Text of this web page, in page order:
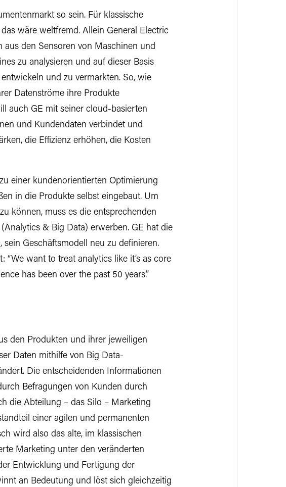
so sein. Für klassische
wäre weltfremd. Allein General Electric
aus den Sensoren von Maschinen und
zu analysieren und auf dieser Basis
und zu vermarkten. So, wie
Datenströme ihre Produkte
auch GE mit seiner cloud-basierten
und Kundendaten verbindet und
die Effizienz erhöhen, die Kosten
einer kundenorientierten Optimierung
in die Produkte selbst eingebaut. Um
können, muss es die entsprechenden
& Big Data) erwerben. GE hat die
Geschäftsmodell neu zu definieren.
want to treat analytics like it’s as core
has been over the past 50 years.”
den Produkten und ihrer jeweiligen
Daten mithilfe von Big Data-
Die entscheidenden Informationen
Befragungen von Kunden durch
die Abteilung – das Silo – Marketing
einer agilen und permanenten
wird also das alte, im klassischen
Marketing unter den veränderten
Entwicklung und Fertigung der
an Bedeutung und löst sich gleichzeitig